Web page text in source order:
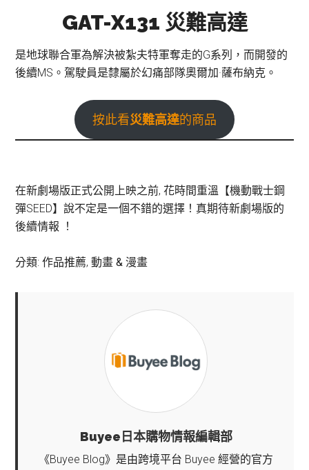
GAT-X131 災難高達
是地球聯合軍為解決被紮夫特軍奪走的G系列，而開發的
後續MS。駕駛員是隸屬於幻痛部隊奧爾加·薩布納克。
按此看災難高達的商品
在新劇場版正式公開上映之前, 花時間重溫【機動戰士鋼
彈SEED】說不定是一個不錯的選擇！真期待新劇場版的
後續情報 ！
分類:作品推薦,動畫 & 漫畫
Buyee日本購物情報編輯部
《Buyee Blog》是由跨境平台 Buyee 經營的官方